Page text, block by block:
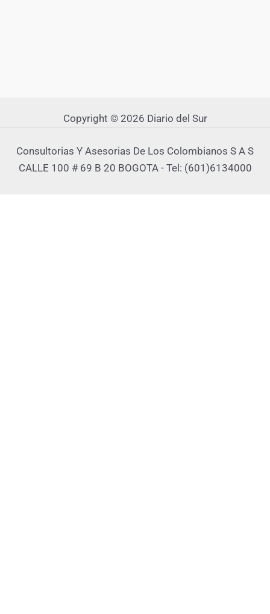
Copyright © 2026 Diario del Sur
Consultorias Y Asesorias De Los Colombianos S A S
CALLE 100 # 69 B 20 BOGOTA - Tel: (601)6134000